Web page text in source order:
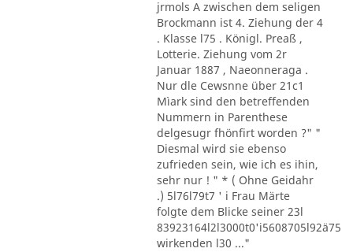
jrmols A zwischen dem seligen
Brockmann ist 4. Ziehung der 4
. Klasse l75 . Königl. Preaß ,
Lotterie. Ziehung vom 2r
Januar 1887 , Naeonneraga .
Nur dle Cewsnne über 21c1
Mìark sind den betreffenden
Nummern in Parenthese
delgesugr fhönfirt worden ?" "
Diesmal wird sie ebenso
zufrieden sein, wie ich es ihin,
sehr nur ! " * ( Ohne Geidahr
.) 5l76l79t7 ' i Frau Märte
folgte dem Blicke seiner 23l
83923164l2l3000t0'i5608705l92ä75
wirkenden l30 ..."